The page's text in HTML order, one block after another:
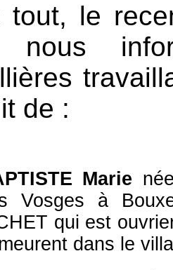
tout, le
nous
de :
Marie
Vosges à
qui est
dans le